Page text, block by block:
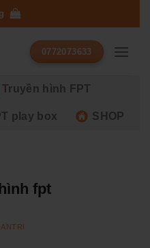
0772073633
Truyền hình FPT
play box SHOP
fpt